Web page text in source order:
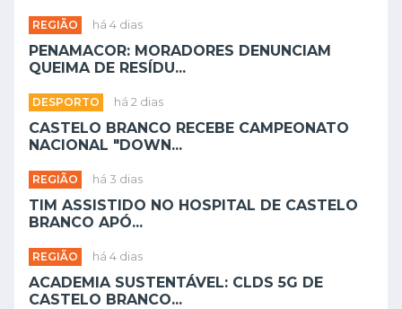
REGIÃO há 4 dias
PENAMACOR: MORADORES DENUNCIAM
QUEIMA DE RESÍDU...
DESPORTO há 2 dias
CASTELO BRANCO RECEBE CAMPEONATO
NACIONAL "DOWN...
REGIÃO há 3 dias
TIM ASSISTIDO NO HOSPITAL DE CASTELO
BRANCO APÓ...
REGIÃO há 4 dias
ACADEMIA SUSTENTÁVEL: CLDS 5G DE
CASTELO BRANCO...